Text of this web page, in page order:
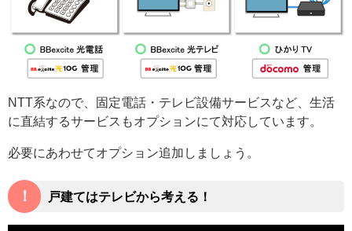
NTT系なので、固定電話・テレビ設備サービスなど、生活
に直結するサービスもオプションにて対応しています。
必要にあわせてオプション追加しましょう。
！ 戸建てはテレビから考える！